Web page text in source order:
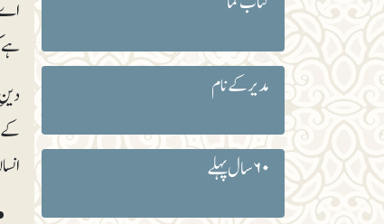
مدیر کے نام
۶۰ سال پہلے
اے
ہے
کے